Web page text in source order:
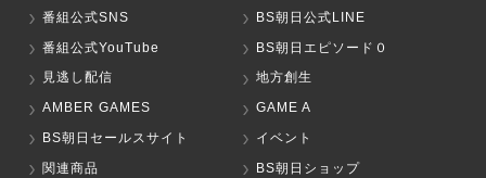
番組公式SNS
BS朝日公式LINE
番組公式YouTube
BS朝日エピソード０
見逃し配信
地方創生
AMBER GAMES
GAME A
BS朝日セールスサイト
イベント
関連商品
BS朝日ショップ